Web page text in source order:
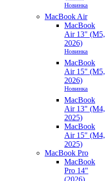
Новинка
MacBook Air
MacBook
Air 13" (M5,
2026)
Новинка
MacBook
Air 15" (M5,
2026)
Новинка
MacBook
Air 13" (M4,
2025)
MacBook
Air 15" (M4,
2025)
MacBook Pro
MacBook
Pro 14"